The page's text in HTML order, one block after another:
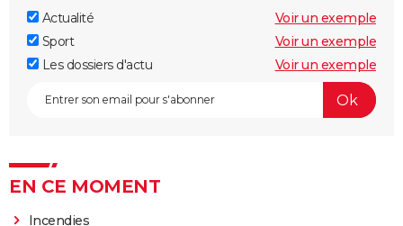
Actualité
Voir un exemple
Sport
Voir un exemple
Les dossiers d'actu
Voir un exemple
EN CE MOMENT
Incendies